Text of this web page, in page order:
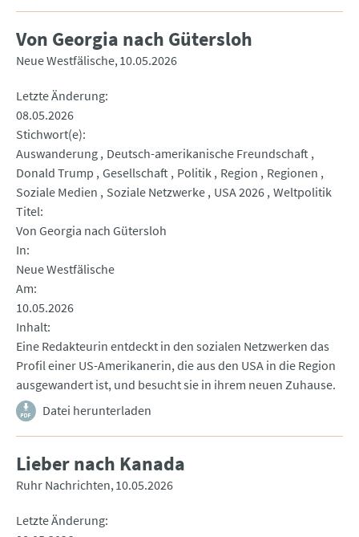
Von Georgia nach Gütersloh
Neue Westfälische 10.05.2026
Letzte Änderung
08.05.2026
Stichwort(e)
Auswanderung Deutsch-amerikanische Freundschaft
Donald Trump Gesellschaft Politik Region
Regionen
Soziale Medien
Soziale Netzwerke USA 2026 Weltpolitik
Titel
Von Georgia nach Gütersloh
In
Neue Westfälische
Am
10.05.2026
Inhalt
Eine Redakteurin entdeckt in den sozialen Netzwerken das
Profil einer US-Amerikanerin, die aus den USA in die Region
ausgewandert ist, und besucht sie in ihrem neuen Zuhause.
Datei herunterladen
Lieber nach Kanada
Ruhr Nachrichten 10.05.2026
Letzte Änderung